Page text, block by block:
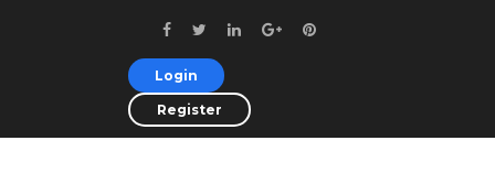
Login
Register